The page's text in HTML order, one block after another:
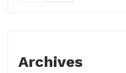
Archives